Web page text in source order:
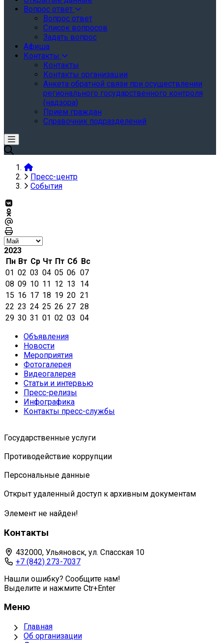
Вопрос ответ
Вопрос ответ
Список вопросов
Задать вопрос
Афиша
Контакты
Контакты
Контакты организации
Анкета обратной связи при осуществлении
регионального государственного контроля
(надзора)
Прием граждан
Справочник подразделений
Пресс-центр
События
2023
Пн Вт Ср Чт Пт Сб Вс
01 02 03 04 05 06 07
08 09 10 11 12 13
14
15 16 17 18 19 20 21
22 23 24 25 26 27 28
29 30 31 01 02 03 04
Объявления
Новости
Мероприятия
Фотогалерея
Видеогалерея
Статьи и интервью
Пресс-релизы
Инфографика
Контакты пресс-службы
Государственные услуги
Противодействие коррупции
Персональные данные
Открыт удаленный доступ к архивным документам
Элемент не найден!
Контакты
432000, Ульяновск, ул. Спасская 10
+7 (842) 273-7037
Нашли ошибку? Сообщите нам!
Выделите и нажмите Ctr+Enter
Меню
Главная
Об организации